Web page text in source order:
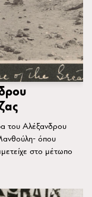
του Αλέξανδρου
όπου
στο μέτωπο